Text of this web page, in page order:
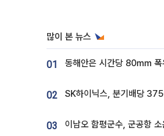
많이 본 뉴스
01
02
03